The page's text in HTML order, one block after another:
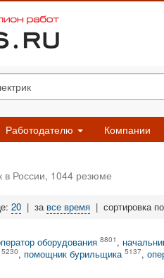
Работодателю Компании
в России, 1044 резюме
20 | за все время | сортировка
оборудования 8801 ,
5230, помощник бурильщика 5137,